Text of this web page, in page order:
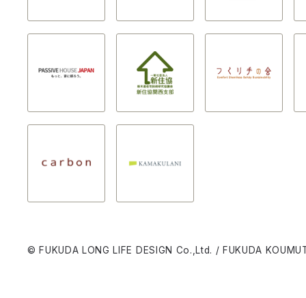
© FUKUDA LONG LIFE DESIGN Co.,Ltd. / FUKUDA